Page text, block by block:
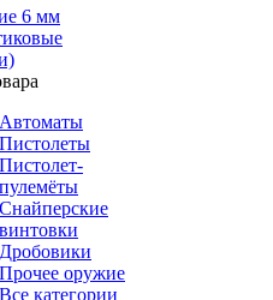
6 мм
Автоматы
Пистолеты
Пистолет-
пулемёты
Снайперские
винтовки
Дробовики
Прочее оружие
Все категории